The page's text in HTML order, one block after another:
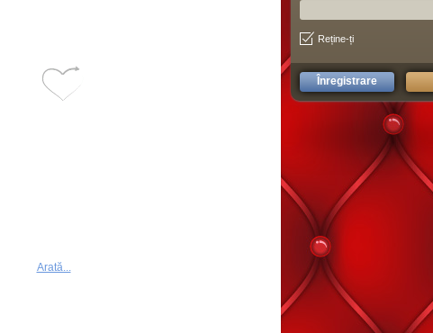
Arată...
Reține-ți